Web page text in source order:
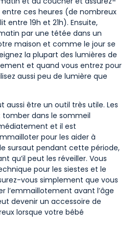
entre ces heures (de nombreux
entre 19h et 21h). Ensuite,
par une tétée dans un
maison et comme le jour se
la plupart des lumières de
et quand vous entrez pour
aussi peu de lumière que
aussi être un outil très utile. Les
dans le sommeil
et il est
pour les aider à
sursaut pendant cette période,
qu’il peut les réveiller. Vous
pour les siestes et le
vous simplement que vous
l’emmaillotement avant l’âge
devenir un accessoire de
lorsque votre bébé